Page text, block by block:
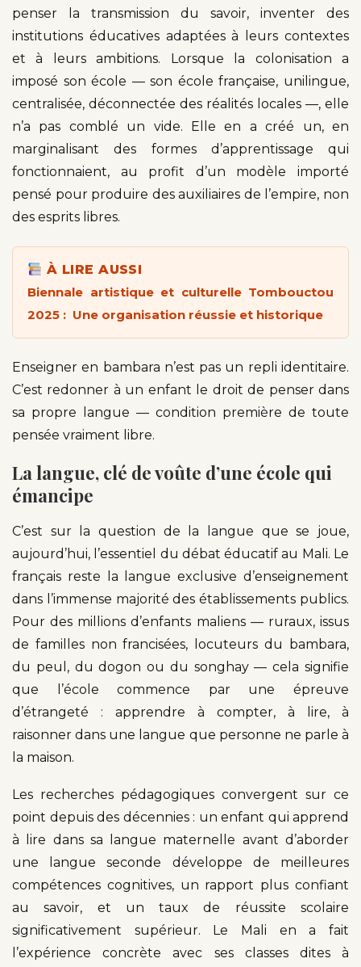
penser la transmission du savoir, inventer des
institutions éducatives adaptées à leurs contextes
et à leurs ambitions. Lorsque la colonisation a
imposé son école — son école française, unilingue,
centralisée, déconnectée des réalités locales —, elle
n’a pas comblé un vide. Elle en a créé un, en
marginalisant des formes d’apprentissage qui
fonctionnaient, au profit d’un modèle importé
pensé pour produire des auxiliaires de l’empire, non
des esprits libres.
À LIRE AUSSI
Biennale artistique et culturelle Tombouctou
2025 : Une organisation réussie et historique
Enseigner en bambara n’est pas un repli identitaire.
C’est redonner à un enfant le droit de penser dans
sa propre langue — condition première de toute
pensée vraiment libre.
La langue, clé de voûte d’une école qui
émancipe
C’est sur la question de la langue que se joue,
aujourd’hui, l’essentiel du débat éducatif au Mali. Le
français reste la langue exclusive d’enseignement
dans l’immense majorité des établissements publics.
Pour des millions d’enfants maliens — ruraux, issus
de familles non francisées, locuteurs du bambara,
du peul, du dogon ou du songhay — cela signifie
que l’école commence par une épreuve
d’étrangeté : apprendre à compter, à lire, à
raisonner dans une langue que personne ne parle à
la maison.
Les recherches pédagogiques convergent sur ce
point depuis des décennies : un enfant qui apprend
à lire dans sa langue maternelle avant d’aborder
une langue seconde développe de meilleures
compétences cognitives, un rapport plus confiant
au savoir, et un taux de réussite scolaire
significativement supérieur. Le Mali en a fait
l’expérience concrète avec ses classes dites à